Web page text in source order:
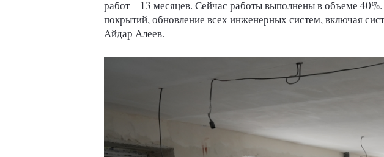
работ – 13 месяцев. Сейчас работы выполнены в объеме
покрытий, обновление всех инженерных систем, включая
Айдар Алеев.